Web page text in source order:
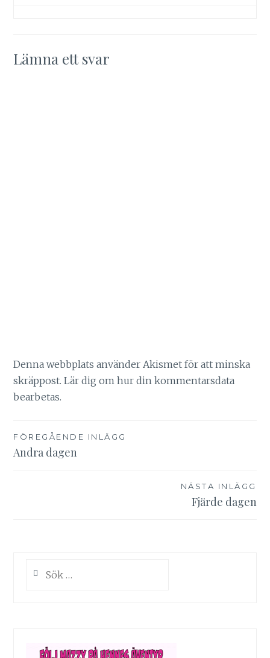
Lämna ett svar
Denna webbplats använder Akismet för att minska
skräppost.Lär dig om hur din kommentarsdata
bearbetas.
Inläggsnavigering
FÖREGÅENDE INLÄGG
Andra dagen
NÄSTA INLÄGG
Fjärde dagen
efter: